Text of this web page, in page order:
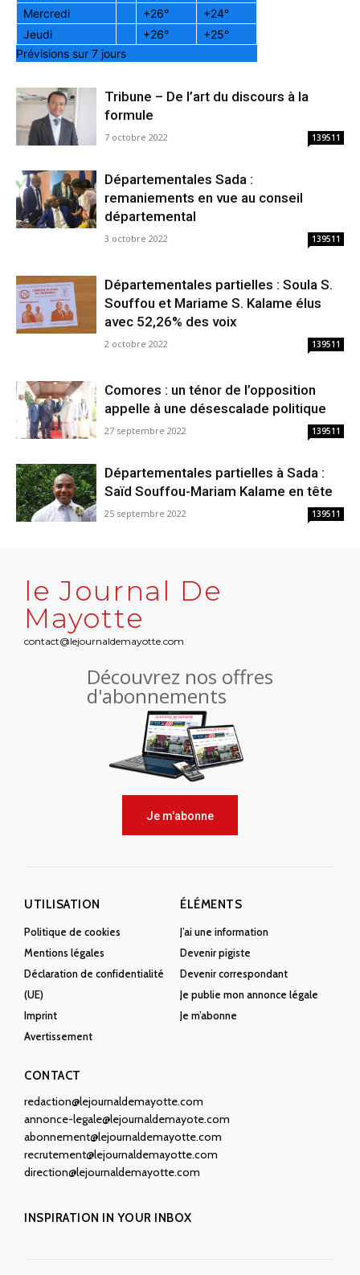
Mercredi
+26° +24°
Jeudi
+26° +25°
Prévisions sur 7 jours
Tribune – De l’art du discours à la
formule
7 octobre 2022 139511
Départementales Sada :
remaniements en vue au conseil
départemental
3 octobre 2022 139511
Départementales partielles : Soula S.
Souffou et Mariame S. Kalame élus
avec 52,26% des voix
2 octobre 2022 139511
Comores : un ténor de l’opposition
appelle à une désescalade politique
27 septembre 2022 139511
Départementales partielles à Sada :
Saïd Souffou-Mariam Kalame en tête
25 septembre 2022 139511
le Journal De
Mayotte
contact@lejournaldemayotte.com
Découvrez nos offres
d'abonnements
Je m'abonne
UTILISATION
Politique de cookies
Mentions légales
Déclaration de confidentialité
(UE)
Imprint
Avertissement
ÉLÉMENTS
J’ai une information
Devenir pigiste
Devenir correspondant
Je publie mon annonce légale
Je m’abonne
CONTACT
redaction@lejournaldemayotte.com
annonce-legale@lejournaldemayote.com
abonnement@lejournaldemayotte.com
recrutement@lejournaldemayotte.com
direction@lejournaldemayotte.com
INSPIRATION IN YOUR INBOX